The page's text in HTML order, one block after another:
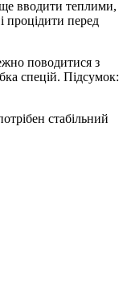
вводити теплими,
процідити перед
поводитися з
спецій. Підсумок:
стабільний